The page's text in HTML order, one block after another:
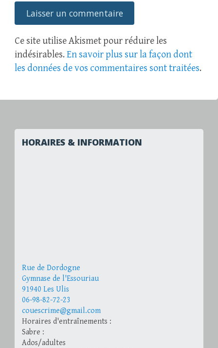
Ce site utilise Akismet pour réduire les
indésirables. En savoir plus sur la façon dont
les données de vos commentaires sont traitées.
HORAIRES & INFORMATION
Rue de Dordogne
Gymnase de l'Essouriau
91940 Les Ulis
06-98-82-72-23
couescrime@gmail.com
Horaires d'entraînements :
Sabre :
Ados/adultes